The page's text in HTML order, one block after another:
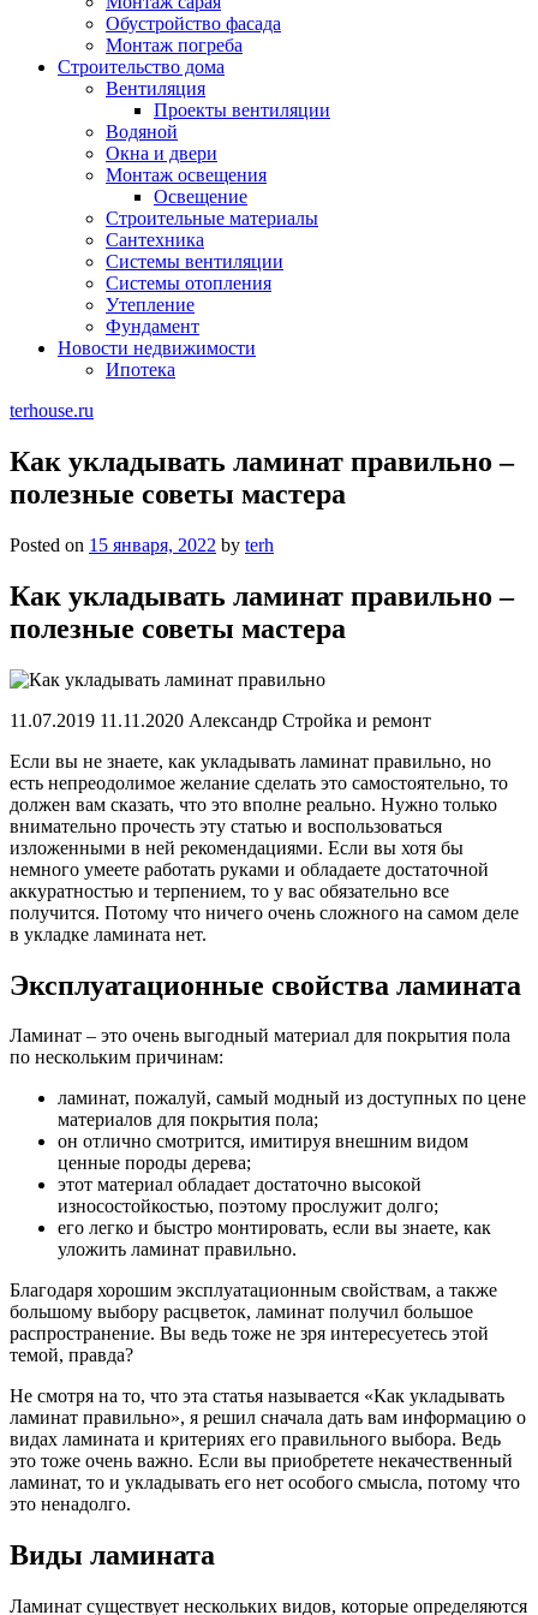
Обустройство фасада
Монтаж погреба
Строительство дома
Вентиляция
Проекты вентиляции
Водяной
Окна и двери
Монтаж освещения
Освещение
Строительные материалы
Сантехника
Системы вентиляции
Системы отопления
Утепление
Фундамент
Новости недвижимости
Ипотека
terhouse.ru
Как укладывать ламинат правильно –
полезные советы мастера
Posted on 15 января, 2022 by terh
Как укладывать ламинат правильно –
полезные советы мастера
11.07.2019 11.11.2020 Александр Стройка и ремонт
Если вы не знаете, как укладывать ламинат правильно, но
есть непреодолимое желание сделать это самостоятельно, то
должен вам сказать, что это вполне реально. Нужно только
внимательно прочесть эту статью и воспользоваться
изложенными в ней рекомендациями. Если вы хотя бы
немного умеете работать руками и обладаете достаточной
аккуратностью и терпением, то у вас обязательно все
получится. Потому что ничего очень сложного на самом деле
в укладке ламината нет.
Эксплуатационные свойства ламината
Ламинат – это очень выгодный материал для покрытия пола
по нескольким причинам:
ламинат, пожалуй, самый модный из доступных по цене
материалов для покрытия пола;
он отлично смотрится, имитируя внешним видом
ценные породы дерева;
этот материал обладает достаточно высокой
износостойкостью, поэтому прослужит долго;
его легко и быстро монтировать, если вы знаете, как
уложить ламинат правильно.
Благодаря хорошим эксплуатационным свойствам, а также
большому выбору расцветок, ламинат получил большое
распространение. Вы ведь тоже не зря интересуетесь этой
темой, правда?
Не смотря на то, что эта статья называется «Как укладывать
ламинат правильно», я решил сначала дать вам информацию о
видах ламината и критериях его правильного выбора. Ведь
это тоже очень важно. Если вы приобретете некачественный
ламинат, то и укладывать его нет особого смысла, потому что
это ненадолго.
Виды ламината
Ламинат существует нескольких видов, которые определяются